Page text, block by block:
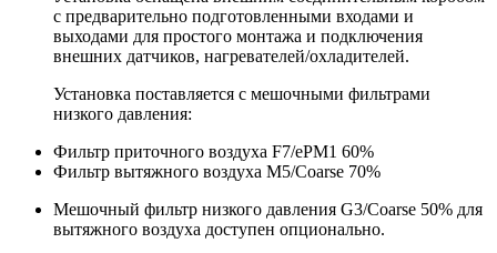
с предварительно подготовленными входами и
выходами для простого монтажа и подключения
внешних датчиков, нагревателей/охладителей.
Установка поставляется с мешочными фильтрами
низкого давления:
Фильтр приточного воздуха F7/ePM1 60%
Фильтр вытяжного воздуха M5/Coarse 70%
Мешочный фильтр низкого давления G3/Coarse 50% для
вытяжного воздуха доступен опционально.